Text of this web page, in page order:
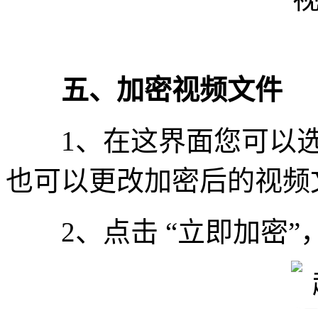
五、加密视频文件
1、在这界面您可以选
也可以更改加密后的视
2、点击 “立即加密”